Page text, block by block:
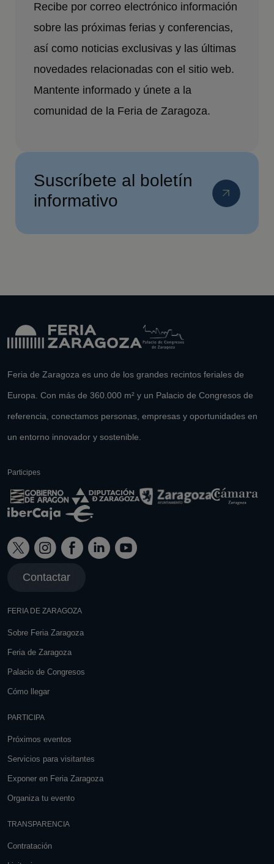
Recibe por correo electrónico información
sobre las próximas ferias y conferencias,
así como noticias exclusivas y las últimas
novedades relacionadas con el sitio web.
Mantente informado y únete a la
comunidad de la Feria de Zaragoza.
Suscríbete al boletín
informativo
Feria de Zaragoza es uno de los grandes recintos feriales de
Europa. Con más de 360.000 m² y un Palacio de Congresos de
referencia, conectamos personas, empresas y oportunidades en
un entorno innovador y sostenible.
Participes
Contactar
FERIA DE ZARAGOZA
Sobre Feria Zaragoza
Feria de Zaragoza
Palacio de Congresos
Cómo llegar
PARTICIPA
Próximos eventos
Servicios para visitantes
Exponer en Feria Zaragoza
Organiza tu evento
TRANSPARENCIA
Contratación